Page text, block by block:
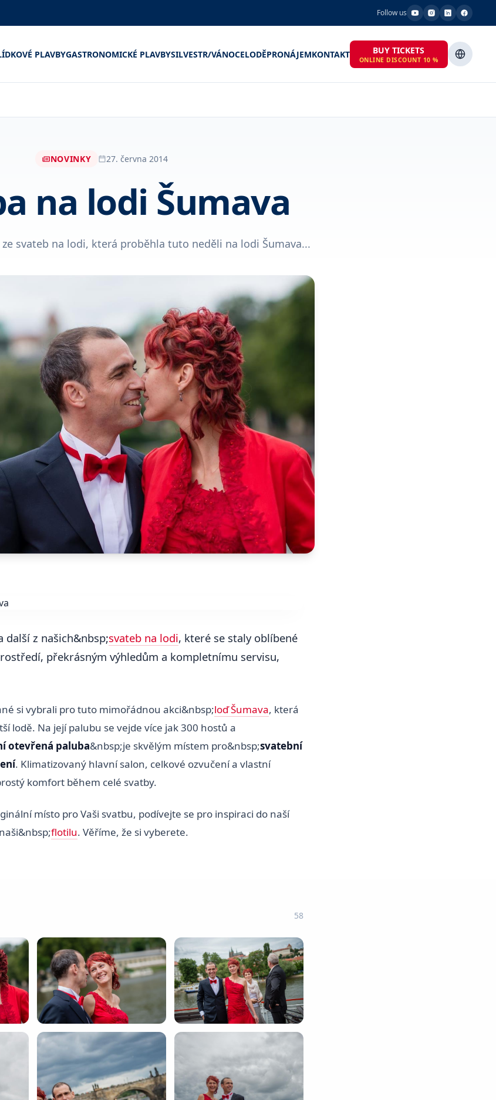
Follow us
PLAVBYGASTRONOMICKÉ PLAVBYSILVESTR/VÁNOCELODĚPRONÁJEMKONTAKT BUY TICKETS
ONLINE DISCOUNT 10 %
NOVINKY 27. června 2014
na lodi Šumava
svateb na lodi, která proběhla tuto neděli na lodi Šumava...
další z našich&nbsp;svateb na lodi, které se staly oblíbené
překrásným výhledům a kompletnímu servisu,
si vybrali pro tuto mimořádnou akci&nbsp;loď Šumava, která
lodě. Na její palubu se vejde více jak 300 hostů a
otevřená paluba&nbsp;je skvělým místem pro&nbsp;svatební
. Klimatizovaný hlavní salon, celkové ozvučení a vlastní
komfort během celé svatby.
místo pro Vaši svatbu, podívejte se pro inspiraci do naší
flotilu. Věříme, že si vyberete.
58